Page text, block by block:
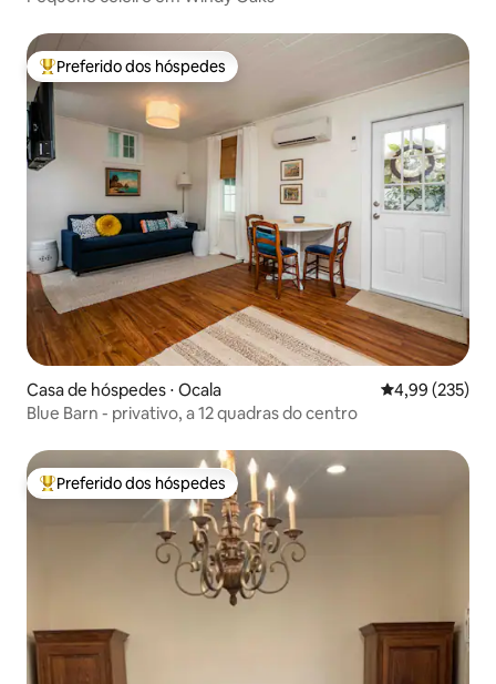
Entre os melhores preferidos dos hóspedes
Preferido dos hóspedes
Casa de hóspedes ⋅ Ocala 4,99 de uma
4,99 (235)
Blue Barn - privativo, a 12 quadras do centro
Entre os melhores preferidos dos hóspedes
Preferido dos hóspedes